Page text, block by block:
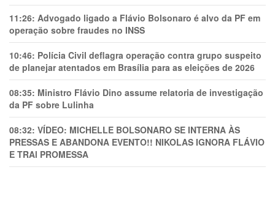
11:26: Advogado ligado a Flávio Bolsonaro é alvo da PF em
operação sobre fraudes no INSS
10:46: Polícia Civil deflagra operação contra grupo suspeito
de planejar atentados em Brasília para as eleições de 2026
08:35: Ministro Flávio Dino assume relatoria de investigação
da PF sobre Lulinha
08:32: VÍDEO: MICHELLE BOLSONARO SE INTERNA ÀS
PRESSAS E ABANDONA EVENTO!! NIKOLAS IGNORA FLÁVIO
E TRAl PROMESSA